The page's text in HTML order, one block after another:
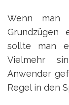
Wenn man
sollte man
Vielmehr
Anwender
Regel in den